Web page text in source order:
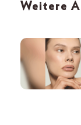
Weitere